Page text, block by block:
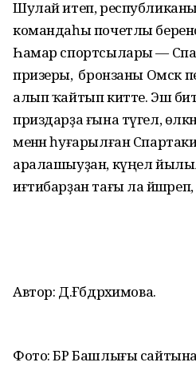
Шулай итеп,
командаһы почетлы
Һамар спортсылары —
призеры, ә бронзаны Омск
алып ҡайтып китте. Эш
приздарҙа ғына түгел,
менән һуғарылған
аралашыуҙан, күңел
иғтибарҙан тағы ла
Автор: Д.Ғәбдрәхимова.
Фото: БР Башлығы